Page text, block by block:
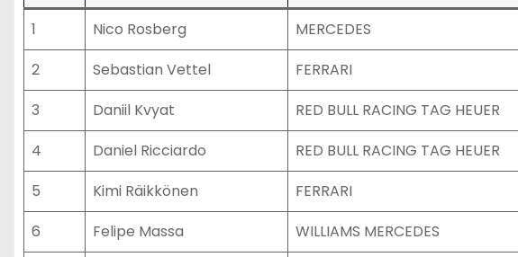
1 Nico Rosberg MERCEDES
2
Sebastian Vettel FERRARI
3
Daniil Kvyat RED BULL RACING TAG HEUER
4
Daniel Ricciardo RED BULL RACING TAG HEUER
5
Kimi Räikkönen FERRARI
6
Felipe Massa WILLIAMS MERCEDES